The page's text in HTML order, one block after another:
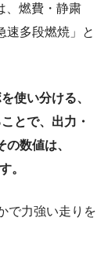
、燃費・静粛
速多段燃焼」と
使い分ける、
とで、出力・
数値は、
。
で力強い走りを